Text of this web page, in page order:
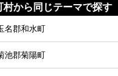
村から同じテーマで探す
名郡和水町
池郡菊陽町